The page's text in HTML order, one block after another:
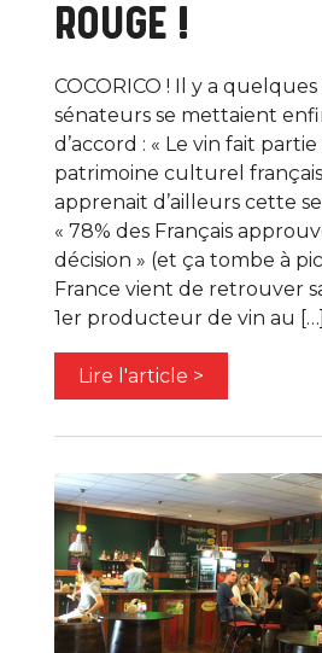
ROUGE !
COCORICO ! Il y a quelques
sénateurs se mettaient
d’accord : « Le vin fait
patrimoine culturel français
apprenait d’ailleurs cette
« 78% des Français
décision » (et ça tombe à
France vient de retrouver
1er producteur de vin au […]
Lire l'article >